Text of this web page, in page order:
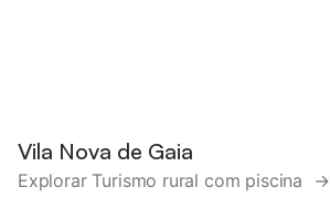
Vila Nova de Gaia
Explorar Turismo rural com piscina →